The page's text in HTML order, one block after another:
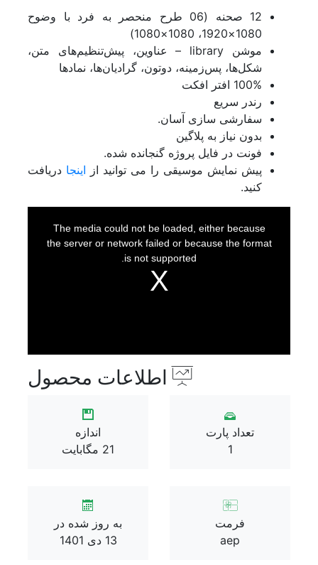
اینفوگرافی
بکگراند
موکاپ
نمایش های ویدیویی
تیزر پریمیر
موشن گرافیک
ابزار پریمیر
طرح اینستاگرام
نمایش لوگو
المان پریمیر
فاینال کات و اپل موشن
داوینچی ریزالو
پاورپوینت
زیبراش
پریست افترافکت
پریست لایت روم
12 صحنه (06 طرح منحصر به فرد با وضوح
1080×1920، 1080×1080)
موشن library – عناوین، پیش‌تنظیم‌های متن،
شکل‌ها، پس‌زمینه، دوتون، گرادیان‌ها، نمادها
100% افتر افکت
رندر سریع
سفارشی سازی آسان.
بدون نیاز به پلاگین
فونت در فایل پروژه گنجانده شده.
پیش نمایش موسیقی را می توانید از اینجا دریافت
کنید.
The media could not be loaded, either because
the server or network failed or because the format
is not supported.
اطلاعات محصول
تعداد پارت
1
اندازه
21 مگابایت
فرمت
aep
به روز شده در
13 دی 1401